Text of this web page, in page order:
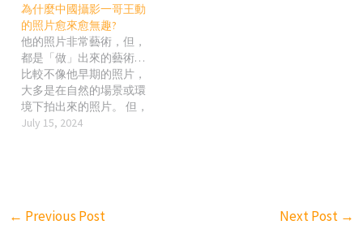
必修課程，通過音樂、繪
畫、設計等實踐活動培養
孩子的感知力和審美判
斷。 藝術文化活動：學校
可以更多舉辦美術館參
訪、工作坊等活動，讓學
生親身接觸和體驗美學，
增加他們對美的理解和感
共空間 美學城市規劃：政
為什麼中國攝影一哥王動
的照片愈來愈無趣?
他的照片非常藝術，但，
都是「做」出來的藝術…
比較不像他早期的照片，
大多是在自然的場景或環
境下拍出來的照片。 但，
他照片裡的妹子，還是一
July 15, 2024
← Previous Post Next Post →